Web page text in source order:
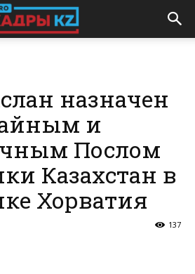
назначен
и
Послом
Казахстан в
Хорватия
137